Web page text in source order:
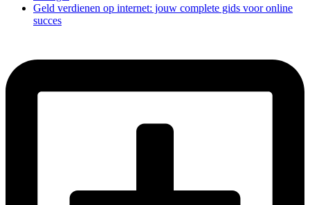
Geld verdienen op internet: jouw complete gids voor online
succes